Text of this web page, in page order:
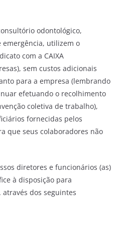
odontológico,
emergência, utilizem o
com a CAIXA
sem custos adicionais
para a empresa (lembrando
efetuando o recolhimento
coletiva de trabalho),
fornecidas pelos
que seus colaboradores não
diretores e funcionários (as)
à disposição para
dos seguintes